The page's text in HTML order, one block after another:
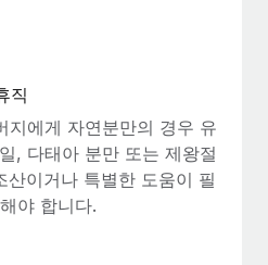
직
지에게 자연분만의 경우 유
, 다태아 분만 또는 제왕절
산이거나 특별한 도움이 필
야 합니다.